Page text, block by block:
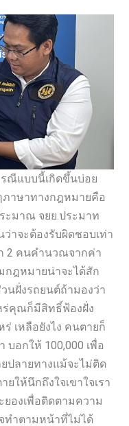
ณีแบบนี้เกิดขึ้นบ่อย
ภาษาทางกฎหมายคือ
ะมาณ จยย.ประมาท
าจะต้องรับผิดชอบเท่า
2 คนคำนวณจากค่า
กฎหมายน่าจะได้สัก
นฝั่งรถยนต์ถ้ามองว่า
ร่คุณก็มีสิทธิ์ฟ้องฝั่ง
เหลือยังไง คนตายก็
บอกให้ 100,000 เพื่อ
ปลายทางแม้จะไม่ติด
ให้นึกถึงใจเขาใจเรา
องเพื่อติดตามความ
ทำตามหน้าที่ไม่ได้